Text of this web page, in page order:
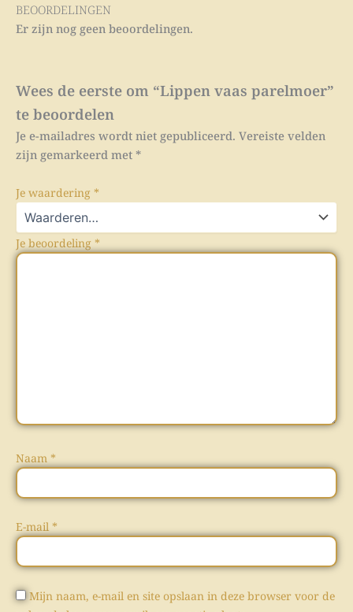
BEOORDELINGEN
Er zijn nog geen beoordelingen.
Wees de eerste om “Lippen vaas parelmoer”
te beoordelen
Je e-mailadres wordt niet gepubliceerd. Vereiste velden
zijn gemarkeerd met *
Je waardering *
Je beoordeling *
Naam *
E-mail *
Mijn naam, e-mail en site opslaan in deze browser voor de